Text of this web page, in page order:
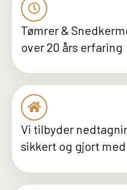
Tømrer &
over 20 års erfaring
Vi tilbyder
sikkert og gjort